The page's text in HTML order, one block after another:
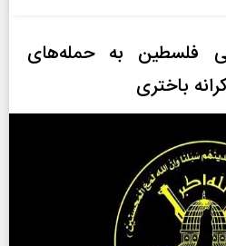
فلسطین به حمله‌های
باختری